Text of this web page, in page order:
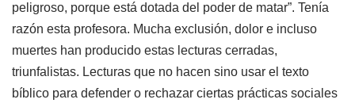
peligroso, porque está dotada del poder de matar”. Tenía
razón esta profesora. Mucha exclusión, dolor e incluso
muertes han producido estas lecturas cerradas,
triunfalistas. Lecturas que no hacen sino usar el texto
bíblico para defender o rechazar ciertas prácticas sociales